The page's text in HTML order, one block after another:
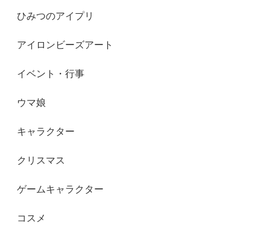
ひみつのアイプリ
アイロンビーズアート
イベント・行事
ウマ娘
キャラクター
クリスマス
ゲームキャラクター
コスメ